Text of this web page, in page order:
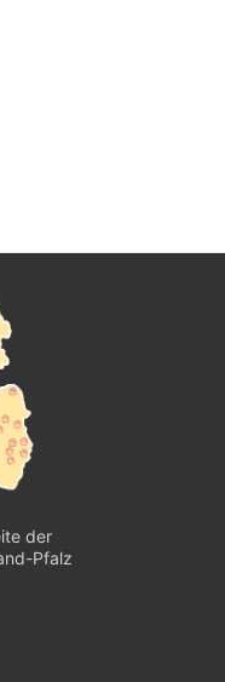
der
Pfalz